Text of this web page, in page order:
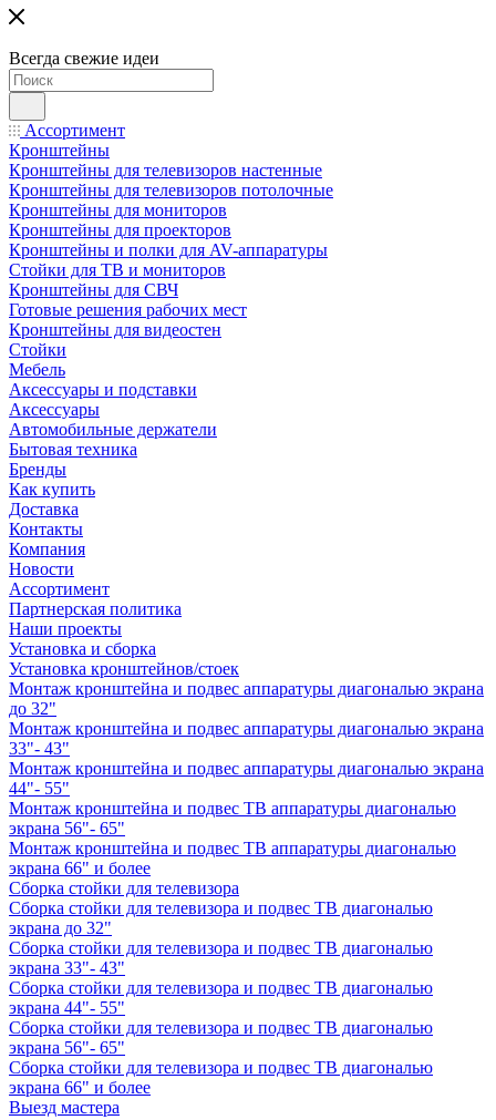
Всегда свежие идеи
Ассортимент
Кронштейны
Кронштейны для телевизоров настенные
Кронштейны для телевизоров потолочные
Кронштейны для мониторов
Кронштейны для проекторов
Кронштейны и полки для AV-аппаратуры
Стойки для ТВ и мониторов
Кронштейны для СВЧ
Готовые решения рабочих мест
Кронштейны для видеостен
Стойки
Мебель
Аксессуары и подставки
Аксессуары
Автомобильные держатели
Бытовая техника
Бренды
Как купить
Доставка
Контакты
Компания
Новости
Ассортимент
Партнерская политика
Наши проекты
Установка и сборка
Установка кронштейнов/стоек
Монтаж кронштейна и подвес аппаратуры диагональю экрана
до 32"
Монтаж кронштейна и подвес аппаратуры диагональю экрана
33"- 43"
Монтаж кронштейна и подвес аппаратуры диагональю экрана
44"- 55"
Монтаж кронштейна и подвес ТВ аппаратуры диагональю
экрана 56"- 65"
Монтаж кронштейна и подвес ТВ аппаратуры диагональю
экрана 66" и более
Сборка стойки для телевизора
Сборка стойки для телевизора и подвес ТВ диагональю
экрана до 32"
Сборка стойки для телевизора и подвес ТВ диагональю
экрана 33"- 43"
Сборка стойки для телевизора и подвес ТВ диагональю
экрана 44"- 55"
Сборка стойки для телевизора и подвес ТВ диагональю
экрана 56"- 65"
Сборка стойки для телевизора и подвес ТВ диагональю
экрана 66" и более
Выезд мастера